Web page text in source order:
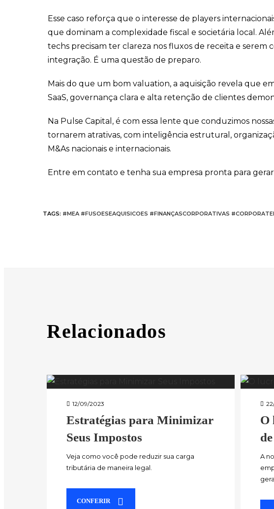
Esse caso reforça que o interesse de players
que dominam a complexidade fiscal e societária local.
techs precisam ter clareza nos fluxos de receita e serem
integração. É uma questão de preparo.
Mais do que um bom valuation, a aquisição revela que
SaaS, governança clara e alta retenção de clientes
Na Pulse Capital, é com essa lente que conduzimos
tornarem atrativas, com inteligência estrutural,
M&As nacionais e internacionais.
Entre em contato e tenha sua empresa pronta para
TAGS: #MEA #FUSOESEAQUISICOES #FINANÇASCORPORATIVAS
Relacionados
12/09/2023
Estratégias para Minimizar
Seus Impostos
Veja como você pode reduzir sua carga
tributária de maneira legal.
CONFERIR
O
A